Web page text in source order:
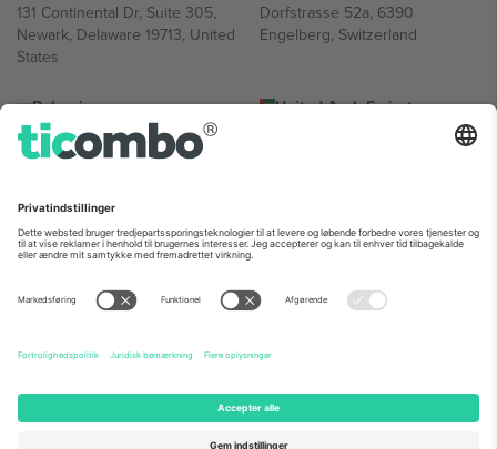
131 Continental Dr, Suite 305,
Newark, Delaware 19713, United
States
Dorfstrasse 52a, 6390
Engelberg, Switzerland
Bulgaria
Regus Sofia City West, bul
Totleben 53-55, 1606 Sofia,
United Arab Emirates
UAE Dubai Silicon Oasis, DDP
Mexico
Av Chapultepec 360, Roma
Norte, Cuauhtémoc, 06700
Ciudad de México, CDMX,
sted, begivenhed og/eller domæne. For detaljer se den specifikke
begivenhedsside, tryk og vilkår.,Virksomhed
Ticombo. Alle rettigheder forbeholdes.